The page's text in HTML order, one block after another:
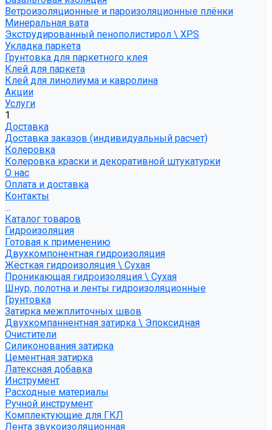
Ветроизоляционные и пароизоляционные плёнки
Минеральная вата
Экструдированный пенополистирол \ XPS
Укладка паркета
Грунтовка для паркетного клея
Клей для паркета
Клей для линолиума и кавролина
Акции
Услуги
1
Доставка
Доставка заказов (индивидуальный расчет)
Колеровка
Колеровка краски и декоративной штукатурки
О нас
Оплата и доставка
Контакты
...
Каталог товаров
Гидроизоляция
Готовая к применению
Двухкомпонентная гидроизоляция
Жёсткая гидроизоляция \ Сухая
Проникающая гидроизоляция \ Сухая
Шнур, полотна и ленты гидроизоляционные
Грунтовка
Затирка межплиточных швов
Двухкомпаннентная затирка \ Эпоксидная
Очистители
Силиконования затирка
Цементная затирка
Латексная добавка
Инструмент
Расходные материалы
Ручной инструмент
Комплектующие для ГКЛ
Лента звукоизоляционная